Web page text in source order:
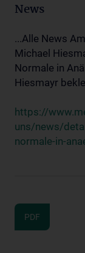
News
...Alle News
Michael
Normale in
Hiesmayr
https://
uns/news/
normale-in-
PDF